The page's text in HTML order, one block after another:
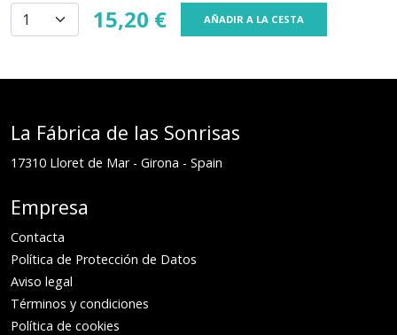
15,20 € AÑADIR A LA CESTA
La Fábrica de las Sonrisas
17310 Lloret de Mar- Girona - Spain
Empresa
Contacta
Política de Protección de Datos
Aviso legal
Términos y condiciones
Política de cookies